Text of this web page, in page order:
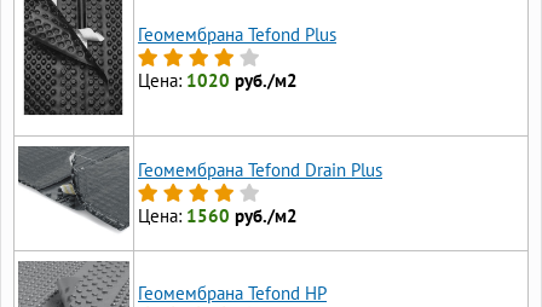
Геомембрана Tefond Plus
Цена: 1020 руб./м2
Геомембрана Tefond Drain Plus
Цена: 1560 руб./м2
Геомембрана Tefond HP